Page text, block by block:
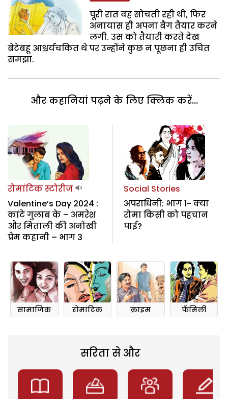
पूरी रात वह सोचती रही थी, फिर
अनायास ही अपना बैग तैयार करने
लगी. उस को तैयारी करते देख
बेटेबहू आश्चर्यचकित थे पर उन्होंने कुछ न पूछना ही उचित
समझा.
और कहानियां पढ़ने के लिए क्लिक करें...
रोमांटिक स्टोरीज
Valentine’s Day 2024 :
कांटे गुलाब के – अमरेश
और मिताली की अनोखी
प्रेम कहानी – भाग 3
Social Stories
अपराधिनी: भाग 1- क्या
रोमा किसी को पहचान
पाई?
सामाजिक रोमांटिक क्राइम फॅमिली
सरिता से और